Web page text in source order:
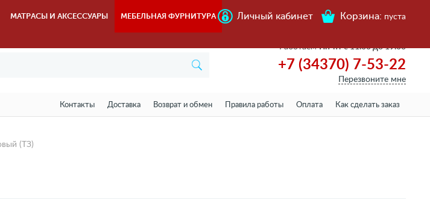
МАТРАСЫ И АКСЕССУАРЫ МЕБЕЛЬНАЯ ФУРНИТУРА Личный кабинет Корзина: пуста
РаботаемПн-пт с 11.00 до 19.00
+7 (34370) 7-53-22
Перезвоните мне
Контакты Доставка Возврат и обмен Правила работы Оплата Как сделать заказ
(TЗ)